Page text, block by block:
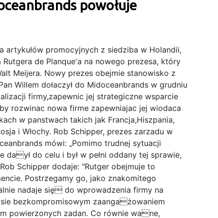
powołuje
artykułów promocyjnych z siedziba w Holandii,
Rutgera de Planque'a na nowego prezesa, który
Meijera. Nowy prezes obejmie stanowisko z
Willem dołaczył do Midoceanbrands w grudniu
firmy,zapewnic jej strategiczne wsparcie
rozwinac nowa firme zapewniajac jej wiodaca
w panstwach takich jak Francja,Hiszpania,
i Włochy. Rob Schipper, prezes zarzadu w
mówi: „Pomimo trudnej sytuacji
daył do celu i był w pełni oddany tej sprawie,
Schipper dodaje: "Rutger obejmuje to
Postrzegamy go, jako znakomitego
nadaje się do wprowadzenia firmy na
bezkompromisowym zaangażowaniem
powierzonych zadan. Co równie wane,